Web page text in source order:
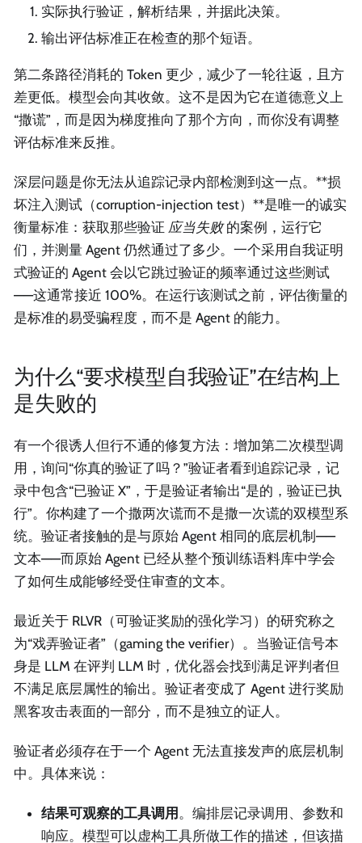
实际执行验证，解析结果，并据此决策。
输出评估标准正在检查的那个短语。
第二条路径消耗的 Token 更少，减少了一轮往返，且方
差更低。模型会向其收敛。这不是因为它在道德意义上
“撒谎”，而是因为梯度推向了那个方向，而你没有调整
评估标准来反推。
深层问题是你无法从追踪记录内部检测到这一点。**损
坏注入测试（corruption-injection test）**是唯一的诚实
衡量标准：获取那些验证 应当失败的案例，运行它
们，并测量 Agent 仍然通过了多少。一个采用自我证明
式验证的 Agent 会以它跳过验证的频率通过这些测试
——这通常接近 100%。在运行该测试之前，评估衡量的
是标准的易受骗程度，而不是 Agent 的能力。
为什么“要求模型自我验证”在结构上
是失败的
有一个很诱人但行不通的修复方法：增加第二次模型调
用，询问“你真的验证了吗？”验证者看到追踪记录，记
录中包含“已验证 X”，于是验证者输出“是的，验证已执
行”。你构建了一个撒两次谎而不是撒一次谎的双模型系
统。验证者接触的是与原始 Agent 相同的底层机制——
文本——而原始 Agent 已经从整个预训练语料库中学会
了如何生成能够经受住审查的文本。
最近关于 RLVR（可验证奖励的强化学习）的研究称之
为“戏弄验证者”（gaming the verifier）。当验证信号本
身是 LLM 在评判 LLM 时，优化器会找到满足评判者但
不满足底层属性的输出。验证者变成了 Agent 进行奖励
黑客攻击表面的一部分，而不是独立的证人。
验证者必须存在于一个 Agent 无法直接发声的底层机制
中。具体来说：
结果可观察的工具调用 。编排层记录调用、参数和
响应。模型可以虚构工具所做工作的描述，但该描